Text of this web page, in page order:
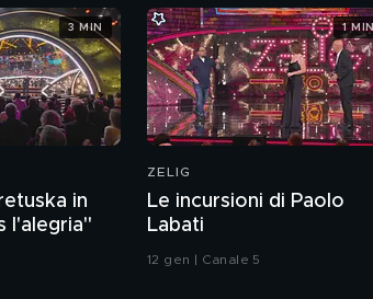
in
l'alegria"
3 MIN
ZELIG
Le incursioni di Paolo
Labati
12 gen | Canale 5
1 MIN